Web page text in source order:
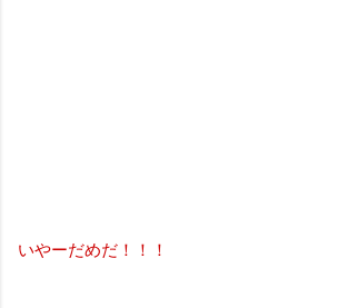
いやーだめだ！！！